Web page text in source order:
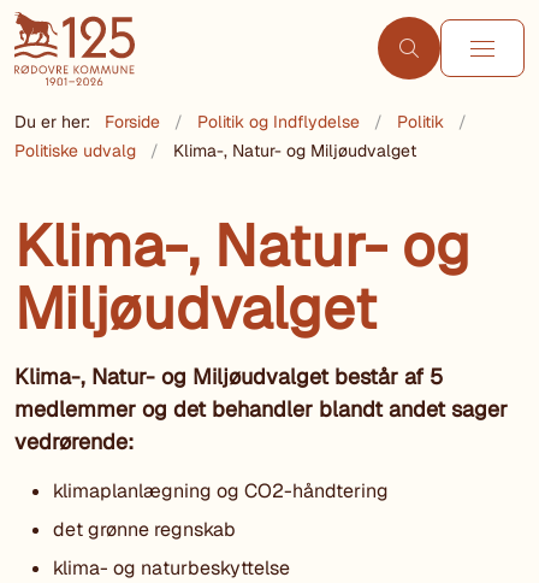
Du er her: Forside Politik og Indflydelse
Politik
Politiske udvalg
Klima-, Natur- og Miljøudvalget
Klima-, Natur- og
Miljøudvalget
Klima-, Natur- og Miljøudvalget består af 5
medlemmer og det behandler blandt andet sager
vedrørende:
klimaplanlægning og CO2-håndtering
det grønne regnskab
klima- og naturbeskyttelse